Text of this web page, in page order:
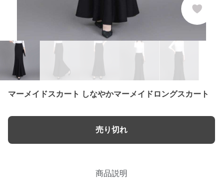
マーメイドスカート しなやかマーメイドロングスカート
売り切れ
商品説明